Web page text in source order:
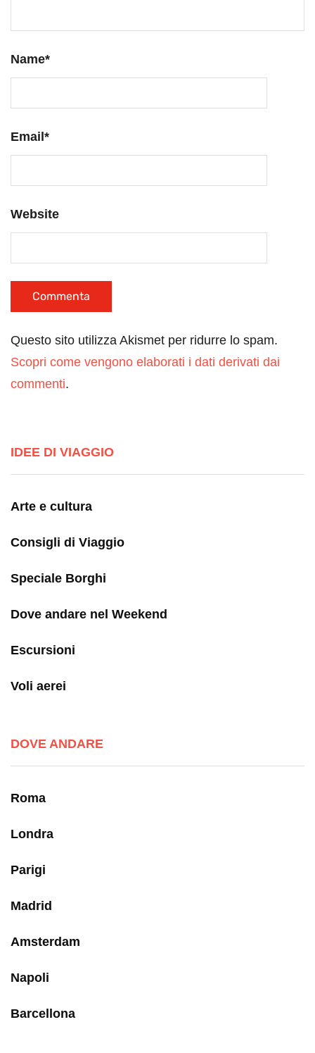
Name*
Email *
Website
Questo sito utilizza Akismet per ridurre lo spam.
Scopri come vengono elaborati i dati derivati dai
commenti.
IDEE DI VIAGGIO
Arte e cultura
Consigli di Viaggio
Speciale Borghi
Dove andare nel Weekend
Escursioni
Voli aerei
DOVE ANDARE
Roma
Londra
Parigi
Madrid
Amsterdam
Napoli
Barcellona